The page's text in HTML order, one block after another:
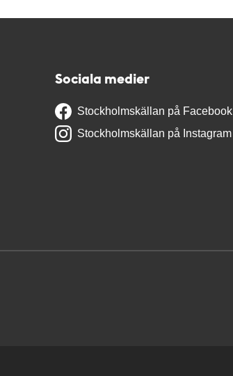
Sociala medier
Stockholmskällan på Facebook
Stockholmskällan på Instagram